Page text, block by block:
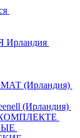
(Ирландия)
(Ирландия)